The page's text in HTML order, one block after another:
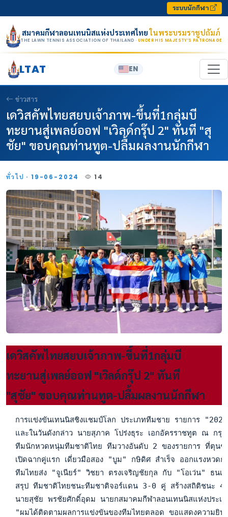
ระบบนักกีฬา
สมาคมกีฬาลอนเทนนิสแห่งประเทศไทยในพระบรมราชูปถัมภ์
THE LAWN TENNIS ASSOCIATION OF THAILAND · UNDER HIS MAJESTY’S PATRONAGE
LTAT EN
ข่าวสาร
เดวิสคัพไทยสยบเจ้าภาพ-ขึ้นที่1กลุ่มบี
ทะยานสู่เพลย์ออฟ "เวิลด์กรุ๊ป 2" ทันที "สุ
ชัย" ขอบคุณท่านทูต-ปลื้มผลงานนักกีฬา
ทั่วไป · 19-06-2024 14
เดวิสคัพไทยสยบเจ้าภาพ-ขึ้นที่1กลุ่มบี
ทะยานสู่เพลย์ออฟ "เวิลด์กรุ๊ป 2" ทันที
"สุชัย" ขอบคุณท่านทูต-ปลื้มผลงานนักกีฬา
การแข่งขันเทนนิสชิงแชมป์โลก ประเภททีมชาย รายการ
และในวันดังกล่าว นายสุภาค โปร่งธุระ เอกอัครราชทูต ณ ก
ทีมนักหวดหนุ่มทีมชาติไทย ทีมวางอันดับ 2 ของรายการ ที่ตุน
เปิดฉากคู่แรก เดี่ยวมือสอง "บูม" กษิดิศ สำเร็จ ออกแรงหว
ทีมไทยส่ง "จูเนียร์" วิชยา ตรงเจริญชัยกุล กับ "โอเว่น" ธน
สรุป ทีมชาติไทยชนะทีมชาติจอร์แดน 3-0 คู่ สร้างสถิติชนะ
นายสุชัย พรชัยศักดิ์อุดม นายกสมาคมกีฬาลอนเทนนิสแห่งประเ
"ผมได้ติดตามผลการแข่งขันของทีมไทยตลอด ขอแสดงความยิ